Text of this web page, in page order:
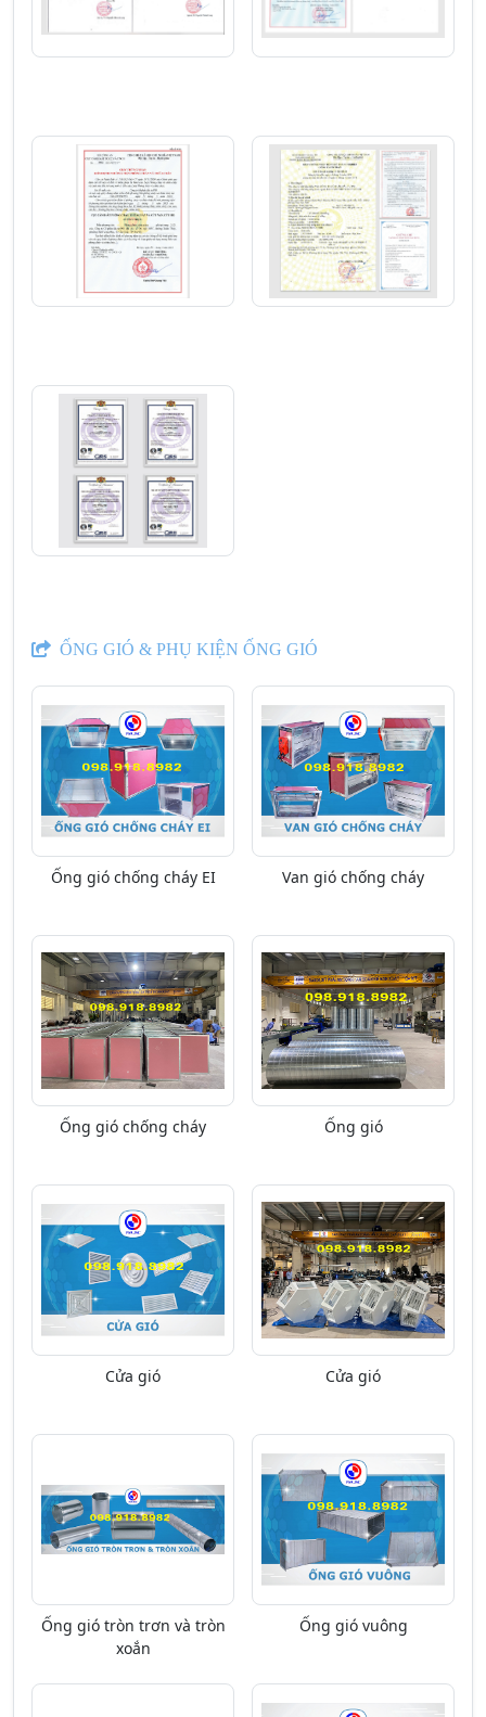
ỐNG GIÓ & PHỤ KIỆN ỐNG GIÓ
Ống gió chống cháy EI Van gió chống cháy
Ống gió chống cháy Ống gió
Cửa gió Cửa gió
Ống gió tròn trơn và tròn
xoắn
Ống gió vuông